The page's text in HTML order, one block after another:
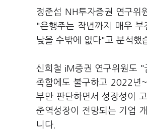
정준섭 NH투자증권 연구위
"은행주는 작년까지 매우
낮을 수밖에 없다"고 분석
신희철 iM증권 연구위원도 "
족함에도 불구하고 2022년
부만 판단하면서 성장성이
준역성장이 전망되는 기업
니다.